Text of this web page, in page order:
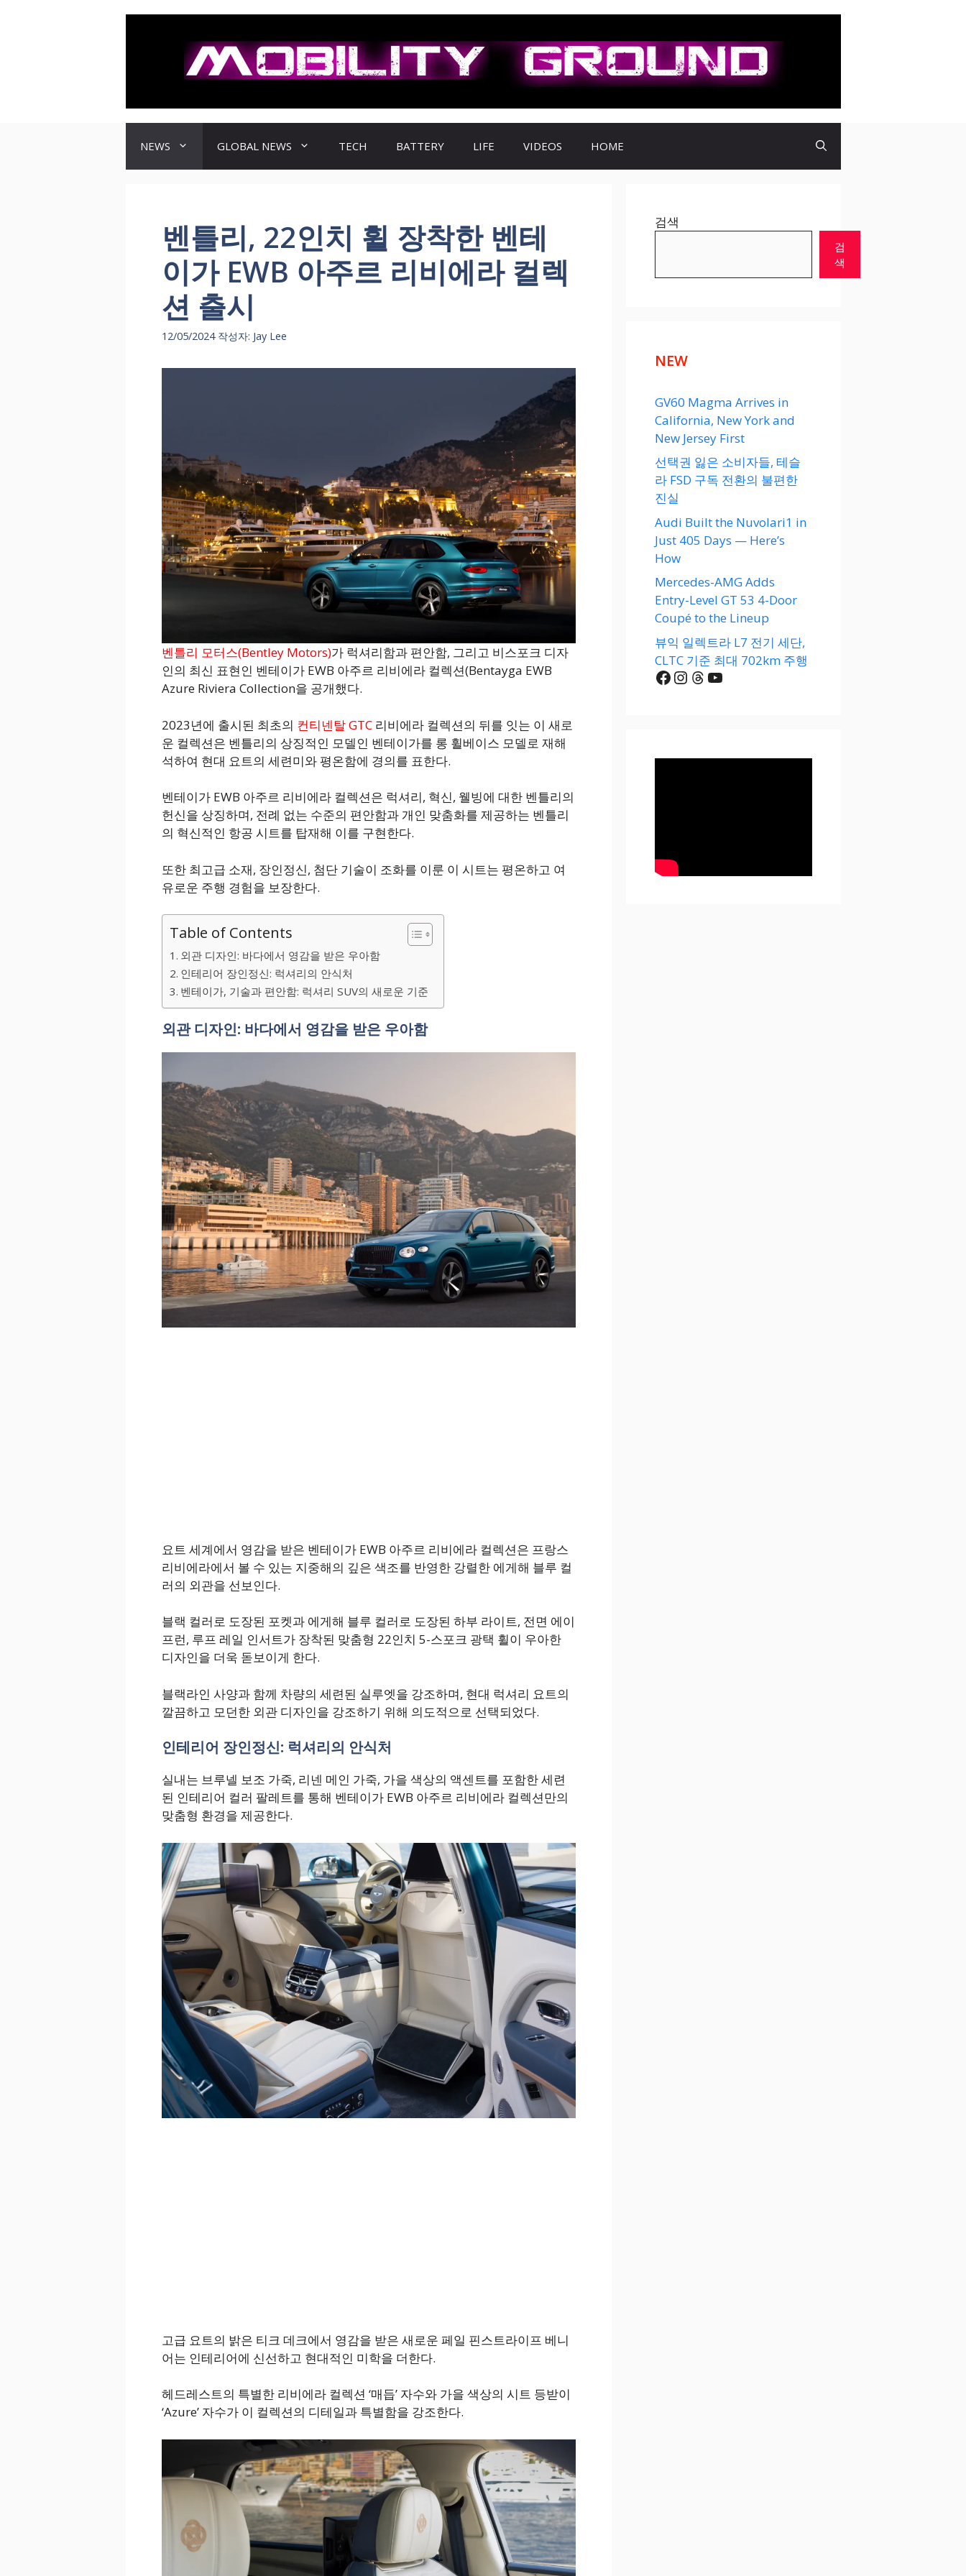
NEWS GLOBAL NEWS TECH BATTERY LIFE VIDEOS HOME
벤틀리, 22인치 휠 장착한 벤테
이가 EWB 아주르 리비에라 컬렉
션 출시
12/05/2024 작성자: Jay Lee
벤틀리 모터스(Bentley Motors)가 럭셔리함과 편안함, 그리고 비스포크 디자
인의 최신 표현인 벤테이가 EWB 아주르 리비에라 컬렉션(Bentayga EWB
Azure Riviera Collection을 공개했다.
2023년에 출시된 최초의 컨티넨탈 GTC 리비에라 컬렉션의 뒤를 잇는 이 새로
운 컬렉션은 벤틀리의 상징적인 모델인 벤테이가를 롱 휠베이스 모델로 재해
석하여 현대 요트의 세련미와 평온함에 경의를 표한다.
벤테이가 EWB 아주르 리비에라 컬렉션은 럭셔리, 혁신, 웰빙에 대한 벤틀리의
헌신을 상징하며, 전례 없는 수준의 편안함과 개인 맞춤화를 제공하는 벤틀리
의 혁신적인 항공 시트를 탑재해 이를 구현한다.
또한 최고급 소재, 장인정신, 첨단 기술이 조화를 이룬 이 시트는 평온하고 여
유로운 주행 경험을 보장한다.
Table of Contents
외관 디자인: 바다에서 영감을 받은 우아함
인테리어 장인정신: 럭셔리의 안식처
벤테이가, 기술과 편안함: 럭셔리 SUV의 새로운 기준
외관 디자인: 바다에서 영감을 받은 우아함
요트 세계에서 영감을 받은 벤테이가 EWB 아주르 리비에라 컬렉션은 프랑스
리비에라에서 볼 수 있는 지중해의 깊은 색조를 반영한 강렬한 에게해 블루 컬
러의 외관을 선보인다.
블랙 컬러로 도장된 포켓과 에게해 블루 컬러로 도장된 하부 라이트, 전면 에이
프런, 루프 레일 인서트가 장착된 맞춤형 22인치 5-스포크 광택 휠이 우아한
디자인을 더욱 돋보이게 한다.
블랙라인 사양과 함께 차량의 세련된 실루엣을 강조하며, 현대 럭셔리 요트의
깔끔하고 모던한 외관 디자인을 강조하기 위해 의도적으로 선택되었다.
인테리어 장인정신: 럭셔리의 안식처
실내는 브루넬 보조 가죽, 리넨 메인 가죽, 가을 색상의 액센트를 포함한 세련
된 인테리어 컬러 팔레트를 통해 벤테이가 EWB 아주르 리비에라 컬렉션만의
맞춤형 환경을 제공한다.
고급 요트의 밝은 티크 데크에서 영감을 받은 새로운 페일 핀스트라이프 베니
어는 인테리어에 신선하고 현대적인 미학을 더한다.
헤드레스트의 특별한 리비에라 컬렉션 ‘매듭’ 자수와 가을 색상의 시트 등받이
‘Azure’ 자수가 이 컬렉션의 디테일과 특별함을 강조한다.
검색
검
색
NEW
GV60 Magma Arrives in
California, New York and
New Jersey First
선택권 잃은 소비자들, 테슬
라 FSD 구독 전환의 불편한
진실
Audi Built the Nuvolari1 in
Just 405 Days — Here’s
How
Mercedes-AMG Adds
Entry-Level GT 53 4-Door
Coupé to the Lineup
뷰익 일렉트라 L7 전기 세단,
CLTC 기준 최대 702km 주행
Facebook
Instagram
Threads
YouTube